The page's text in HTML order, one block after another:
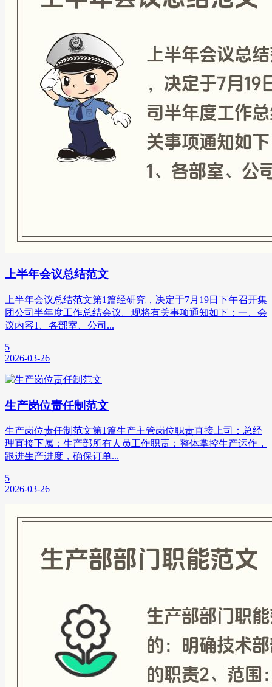
上半年会议总结范文
上半年会议总结范文第1篇经研究，决定于7月19日下午召开集
团公司半年度工作总结会议。现将有关事项通知如下：一、会
议内容1、各部室、公司...
5
2026-03-26
生产岗位责任制范文
生产岗位责任制范文第1篇生产主管岗位职责直接上司：总经
理直接下属：生产部所有人员工作职责：整体掌控生产运作，
跟进生产进度，确保订单...
5
2026-03-26